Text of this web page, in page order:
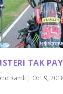
TAK
Ramli | Oct 9,